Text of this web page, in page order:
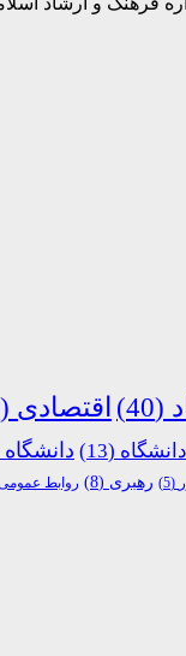
(40) اقتصادی (40)
دانشگاه (13) دانشگاه
(5) رهبری (8) روابط